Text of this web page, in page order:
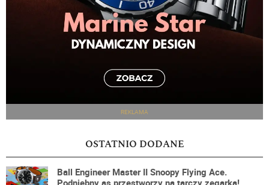
REKLAMA
OSTATNIO DODANE
Ball Engineer Master II Snoopy Flying Ace.
Podniebny as przestworzy na tarczy zegarka!